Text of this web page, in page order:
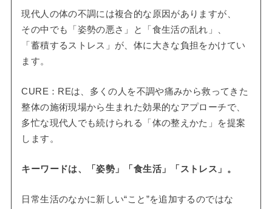
現代人の体の不調には複合的な原因がありますが、
その中でも「姿勢の悪さ」と「食生活の乱れ」、
「蓄積するストレス」が、体に大きな負担をかけてい
ます。
CURE：REは、多くの人を不調や痛みから救ってきた
整体の施術現場から生まれた効果的なアプローチで、
多忙な現代人でも続けられる「体の整えかた」を提案
します。
キーワードは、「姿勢」「食生活」「ストレス」。
日常生活のなかに新しい“こと”を追加するのではな